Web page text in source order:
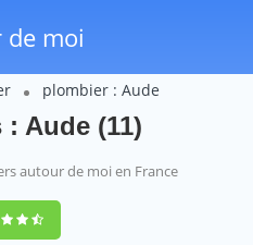
moi
plombier : Aude
Aude (11)
autour de moi en France